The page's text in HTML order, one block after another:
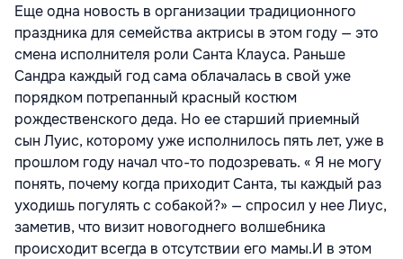
Еще одна новость в организации традиционного
праздника для семейства актрисы в этом году — это
смена исполнителя роли Санта Клауса. Раньше
Сандра каждый год сама облачалась в свой уже
порядком потрепанный красный костюм
рождественского деда. Но ее старший приемный
сын Луис, которому уже исполнилось пять лет, уже в
прошлом году начал что-то подозревать. « Я не могу
понять, почему когда приходит Санта, ты каждый раз
уходишь погулять с собакой?» — спросил у нее Лиус,
заметив, что визит новогоднего волшебника
происходит всегда в отсутствии его мамы.И в этом